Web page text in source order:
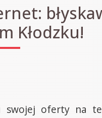
Kłodzku!
oferty na